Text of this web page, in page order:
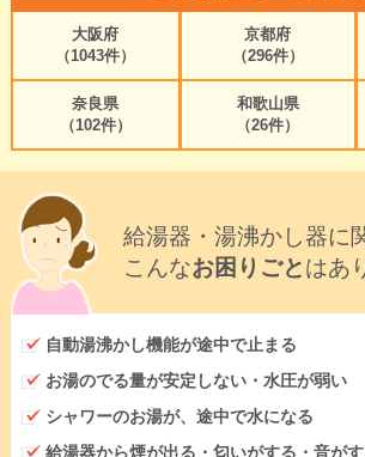
大阪府
（1043件）
京都府
（296件）
奈良県
（102件）
和歌山県
（26件）
給湯器・湯沸かし器に
こんなお困りごとはあ
自動湯沸かし機能が途中で止まる
お湯のでる量が安定しない・水圧が弱い
シャワーのお湯が、途中で水になる
給湯器から煙が出る・匂いがする・音が